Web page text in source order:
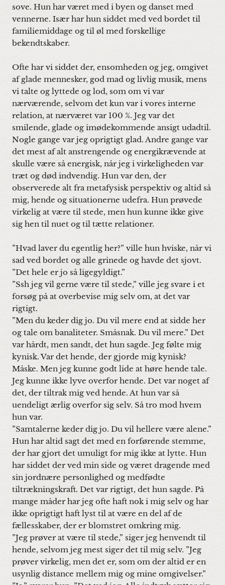
sove. Hun har været med i byen og danset med
vennerne. Især har hun siddet med ved bordet til
familiemiddage og til øl med forskellige
bekendtskaber.
Ofte har vi siddet der, ensomheden og jeg, omgivet
af glade mennesker, god mad og livlig musik, mens
vi talte og lyttede og lod, som om vi var
nærværende, selvom det kun var i vores interne
relation, at nærværet var 100 %. Jeg var det
smilende, glade og imødekommende ansigt udadtil.
Nogle gange var jeg oprigtigt glad. Andre gange var
det mest af alt anstrengende og energikrævende at
skulle være så energisk, når jeg i virkeligheden var
træt og død indvendig. Hun var den, der
observerede alt fra metafysisk perspektiv og altid så
mig, hende og situationerne udefra. Hun prøvede
virkelig at være til stede, men hun kunne ikke give
sig hen til nuet og til tætte relationer.
”Hvad laver du egentlig her?” ville hun hviske, når vi
sad ved bordet og alle grinede og havde det sjovt.
”Det hele er jo så ligegyldigt.”
”Ssh jeg vil gerne være til stede,” ville jeg svare i et
forsøg på at overbevise mig selv om, at det var
rigtigt.
”Men du keder dig jo. Du vil mere end at sidde her
og tale om banaliteter. Småsnak. Du vil mere.” Det
var hårdt, men sandt, det hun sagde. Jeg følte mig
kynisk. Var det hende, der gjorde mig kynisk?
Måske. Men jeg kunne godt lide at høre hende tale.
Jeg kunne ikke lyve overfor hende. Det var noget af
det, der tiltrak mig ved hende. At hun var så
uendeligt ærlig overfor sig selv. Så tro mod hvem
hun var.
”Samtalerne keder dig jo. Du vil hellere være alene.”
Hun har altid sagt det med en forførende stemme,
der har gjort det umuligt for mig ikke at lytte. Hun
har siddet der ved min side og været dragende med
sin jordnære personlighed og medfødte
tiltrækningskraft. Det var rigtigt, det hun sagde. På
mange måder har jeg ofte haft nok i mig selv og har
ikke oprigtigt haft lyst til at være en del af de
fællesskaber, der er blomstret omkring mig.
”Jeg prøver at være til stede,” siger jeg henvendt til
hende, selvom jeg mest siger det til mig selv. ”Jeg
prøver virkelig, men det er, som om der altid er en
usynlig distance mellem mig og mine omgivelser.”